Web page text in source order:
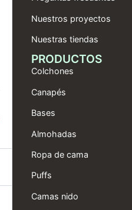
Nuestros proyectos
Nuestras tiendas
PRODUCTOS
Colchones
Canapés
Bases
Almohadas
Ropa de cama
Puffs
Camas nido